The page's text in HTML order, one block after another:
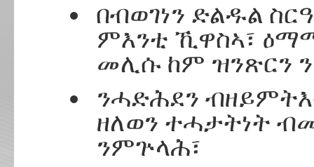
በብወገነን ድልዱል
ምእንቲ ኺዋስኣ፣
መሊሱ ከም ዝንጽርን
ንሓድሕደን
ዘለወን ተሓታትነት
ንምጕላሕ፣